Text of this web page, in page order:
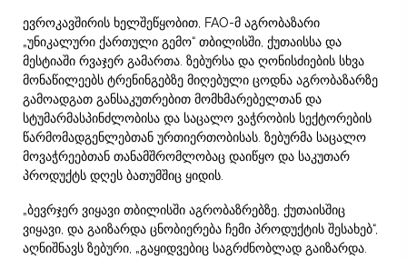
ევროკავშირის ხელშეწყობით, FAO-მ აგრობაზარი
„უნიკალური ქართული გემო“ თბილისში, ქუთაისსა და
მესტიაში რვაჯერ გამართა. ზებურსა და ღონისძიების სხვა
მონაწილეებს ტრენინგებზე მიღებული ცოდნა აგრობაზარზე
გამოადგათ განსაკუთრებით მომხმარებელთან და
სტუმარმასპინძლობისა და საცალო ვაჭრობის სექტორების
წარმომადგენლებთან ურთიერთობისას. ზებურმა საცალო
მოვაჭრეებთან თანამშრომლობაც დაიწყო და საკუთარ
პროდუქტს დღეს ბათუმშიც ყიდის.
„ბევრჯერ ვიყავი თბილისში აგრობაზრებზე, ქუთაისშიც
ვიყავი, და გაიზარდა ცნობიერება ჩემი პროდუქტის შესახებ“,
აღნიშნავს ზებური, „გაყიდვებიც საგრძნობლად გაიზარდა.